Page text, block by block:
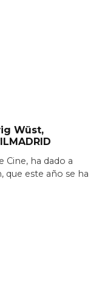
Wüst,
Cine, ha dado a
que este año se ha